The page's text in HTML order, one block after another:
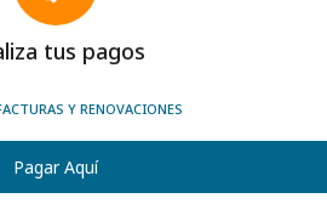
tus pagos
Y RENOVACIONES
Pagar Aquí